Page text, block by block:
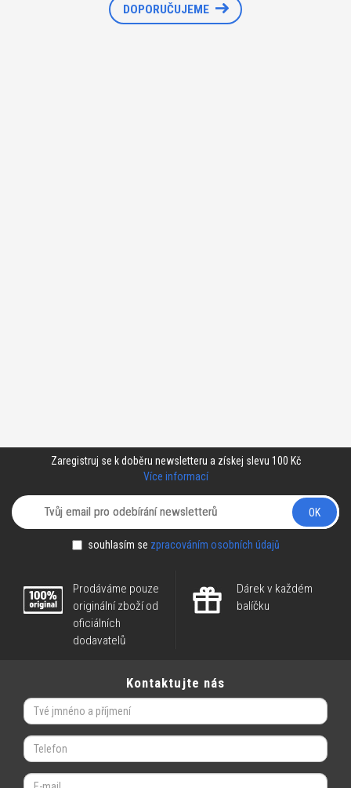
DOPORUČUJEME
Zaregistruj se k doběru newsletteru a získej slevu 100 Kč
Více informací
OK
souhlasím se zpracováním osobních údajů
Prodáváme pouze
originální zboží od
oficiálních
dodavatelů
Dárek v každém
balíčku
Kontaktujte nás